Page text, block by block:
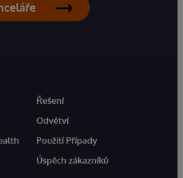
Řešení
Odvětví
Použití Případy
Úspěch zákazníků